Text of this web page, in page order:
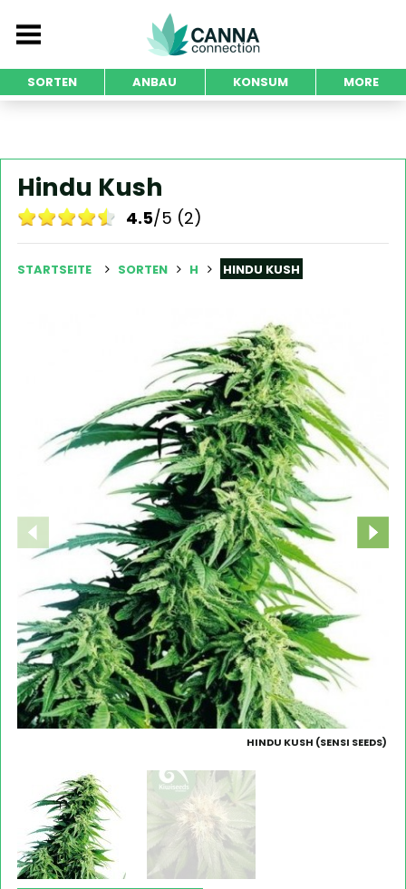
SORTEN ANBAU KONSUM MORE
Hindu Kush
4.5/5 (2)
STARTSEITE SORTEN H HINDU KUSH
HINDU KUSH (SENSI SEEDS)